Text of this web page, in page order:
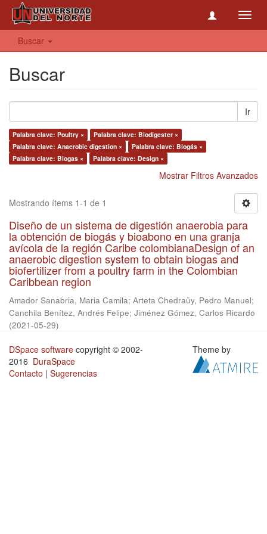
Buscar
Buscar
Ir
Palabra clave: Poultry ×
Palabra clave: Biodigester ×
Palabra clave: Anaerobic digestion ×
Palabra clave: Biogás ×
Palabra clave: Biogas ×
Palabra clave: Design ×
Mostrar Filtros Avanzados
Mostrando ítems 1-1 de 1
Diseño de un sistema de digestión anaerobia para
la obtención de biogás y bioabono en una granja
avícola de la región Caribe colombianaDesign of an
anaerobic digestion system to obtain biogas and
biofertilizer from a poultry farm in the Colombian
Caribbean region
Amador Sanabria, Maria Camila; Arteta Chedraüy, Pedro Manuel;
Canchila Benítez, Andrés Felipe; Jiménez Gómez, Carlos Ricardo
(2021-05-29)
DSpace software copyright © 2002-
2016 DuraSpace
Contacto | Sugerencias
Theme by